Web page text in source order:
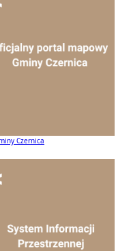
Czernica